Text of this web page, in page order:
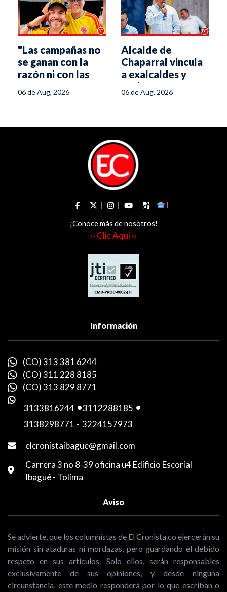
"Las campañas no
se ganan con la
razón ni con las
estratega de De la
06 de Aug, 2026
Alcalde de
Chaparral vincula
a exalcaldes y
aspirantes
políticos con
06 de Aug, 2026
¡Conoce más de nosotros!
›› Clic Aquí ‹‹
Información
(CO) 313 381 6244
(CO) 311 228 8185
(CO) 313 829 8771
3133816244 -3112288185 -
3138298771 - 3224157973
elcronistaibague@gmail.com
Carrera 3 no 8-39 oficina u4 Edificio Escorial
Ibagué - Tolima
Aviso
Se advierte, que los columnistas de El Cronista.co ejercerán su
misión sin ataduras ni mordazas, pero guardando el debido
respeto en sus artículos. Solo ellos, serán responsables
exclusivamente de sus opiniones, y desde ninguna
circunstancia, este medio responderá por lo que escriban o